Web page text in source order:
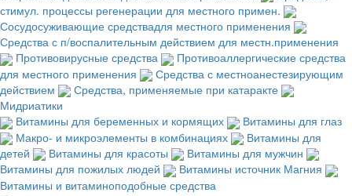
стимул. процессы регенерации для местного примен.
Сосудосуживающие средствадля местного применения
Средства с п/воспалительным действием для местн.применения
Противовирусные средства
Противоаллергические средства
для местного применения
Средства с местноанестезирующим
действием
Средства, применяемые при катаракте
Мидриатики
Витамины для беременных и кормящих
Витамины для глаз
Макро- и микроэлементы в комбинациях
Витамины для
детей
Витамины для красоты
Витамины для мужчин
Витамины для пожилых людей
Витамины источник Магния
Витамины и витаминоподобные средства